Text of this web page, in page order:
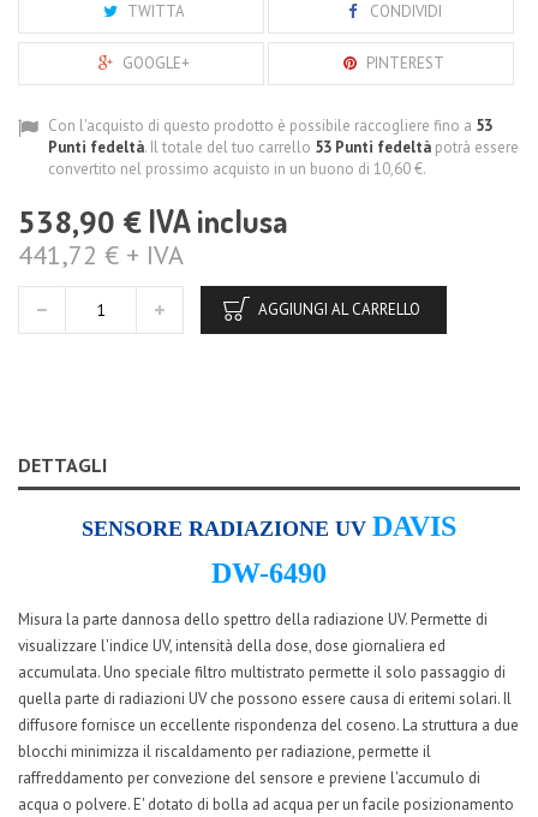
TWITTA CONDIVIDI
GOOGLE+ PINTEREST
Con l'acquisto di questo prodotto è possibile raccogliere fino a 53
Punti fedeltà. Il totale del tuo carrello 53 Punti fedeltà potrà essere
convertito nel prossimo acquisto in un buono di 10,60 €.
538,90 € IVA inclusa
441,72 € + IVA
AGGIUNGI AL CARRELLO
DETTAGLI
SENSORE RADIAZIONE UV DAVIS
DW-6490
Misura la parte dannosa dello spettro della radiazione UV. Permette di
visualizzare l'indice UV, intensità della dose, dose giornaliera ed
accumulata. Uno speciale filtro multistrato permette il solo passaggio di
quella parte di radiazioni UV che possono essere causa di eritemi solari. Il
diffusore fornisce un eccellente rispondenza del coseno. La struttura a due
blocchi minimizza il riscaldamento per radiazione, permette il
raffreddamento per convezione del sensore e previene l'accumulo di
acqua o polvere. E' dotato di bolla ad acqua per un facile posizionamento